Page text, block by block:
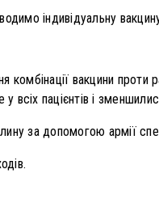
індивідуальну
вакцини проти
всіх пацієнтів і
за допомогою армії